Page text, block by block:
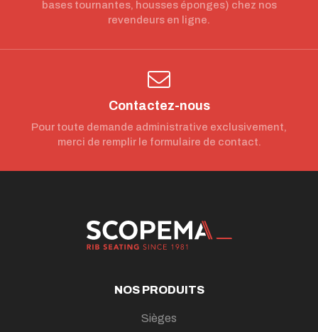
bases tournantes, housses éponges) chez nos
revendeurs en ligne.
Contactez-nous
Pour toute demande administrative exclusivement,
merci de remplir le formulaire de contact.
NOS PRODUITS
Sièges